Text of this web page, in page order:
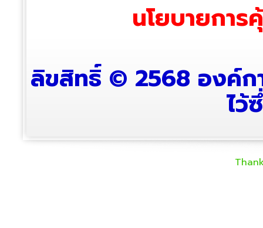
นโยบายกา
ลิขสิทธิ์ © 2568 องค์ก
ไว้